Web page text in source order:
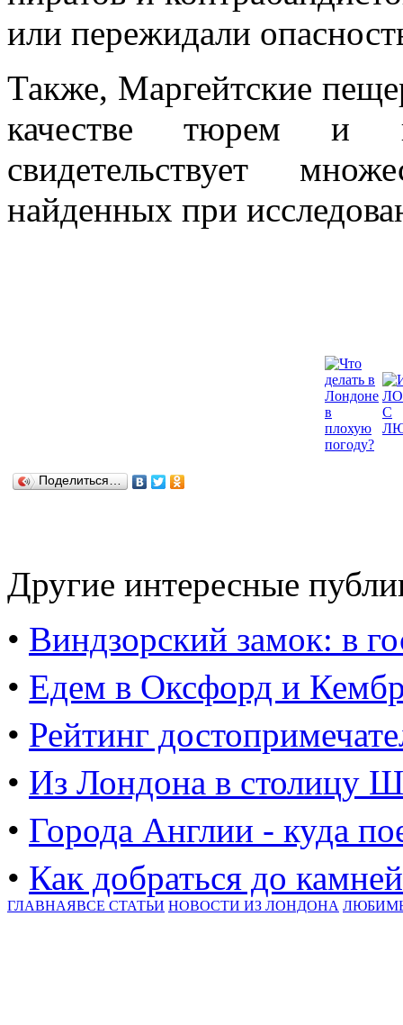
или пережидали
Также, Маргейтские
качестве тюрем и
свидетельствует
найденных при
Поделиться…
Другие интересные
• Виндзорский замок: в
• Едем в Оксфорд и
• Рейтинг
• Из Лондона в столицу
• Города Англии - куда
• Как добраться до
ГЛАВНАЯВСЕ СТАТЬИ НОВОСТИ ИЗ ЛОНДОНА